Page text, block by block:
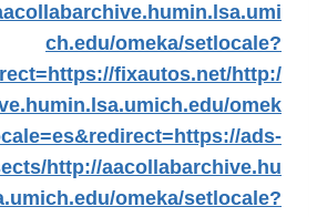
ch.edu/omeka/setlocale?
fixautos.net/http:/
omek
ads-
http://aacollabarchive.hu
omeka/setlocale?